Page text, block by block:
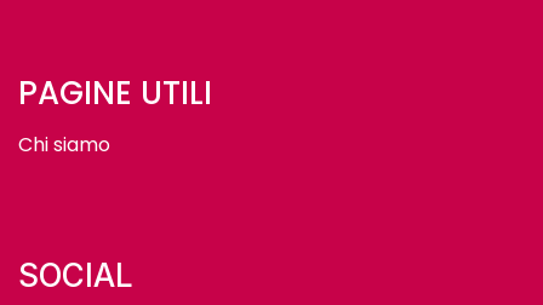
PAGINE UTILI
Chi siamo
SOCIAL